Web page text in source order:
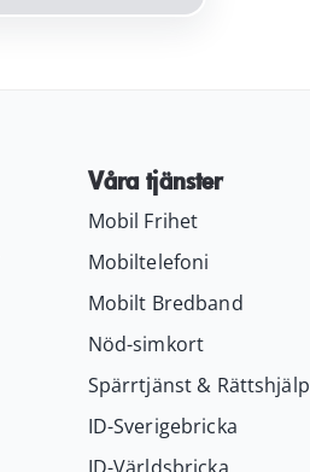
Våra tjänster
Mobil Frihet
Mobiltelefoni
Mobilt Bredband
Nöd-simkort
Spärrtjänst & Rättshjälp
ID-Sverigebricka